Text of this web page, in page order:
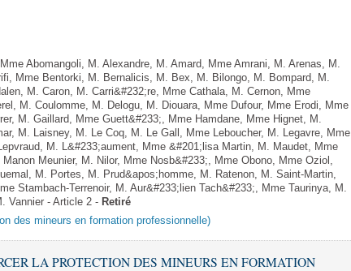
Abomangoli, M. Alexandre, M. Amard, Mme Amrani, M. Arenas, M.
Mme Bentorki, M. Bernalicis, M. Bex, M. Bilongo, M. Bompard, M.
M. Caron, M. Carri&#232;re, Mme Cathala, M. Cernon, Mme
M. Coulomme, M. Delogu, M. Diouara, Mme Dufour, Mme Erodi, Mme
M. Gaillard, Mme Guett&#233;, Mme Hamdane, Mme Hignet, M.
M. Laisney, M. Le Coq, M. Le Gall, Mme Leboucher, M. Legavre, Mme
M. L&#233;aument, Mme &#201;lisa Martin, M. Maudet, Mme
Meunier, M. Nilor, Mme Nosb&#233;, Mme Obono, Mme Oziol,
M. Portes, M. Prud&apos;homme, M. Ratenon, M. Saint-Martin,
Stambach-Terrenoir, M. Aur&#233;lien Tach&#233;, Mme Taurinya, M.
Vannier - Article 2 - Retiré
des mineurs en formation professionnelle)
LA PROTECTION DES MINEURS EN FORMATION